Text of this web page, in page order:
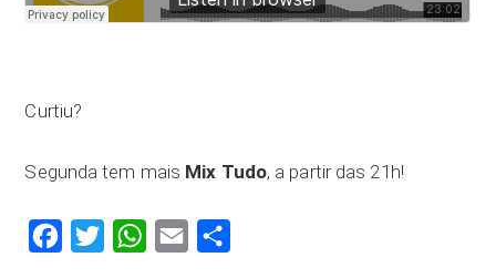
Curtiu?
Segunda tem mais Mix Tudo, a partir das 21h!
FacebookTwitter WhatsApp
Email